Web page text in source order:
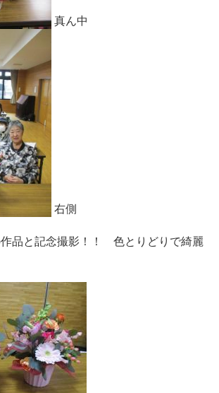
真ん中
右側
作品と記念撮影！！ 色とりどりで綺麗